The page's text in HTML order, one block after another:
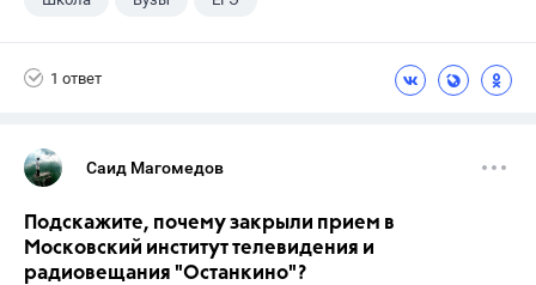
1 ответ
Саид Магомедов
Подскажите, почему закрыли прием в
Московский институт телевидения и
радиовещания "Останкино"?